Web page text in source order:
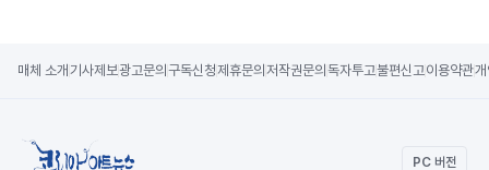
매체 소개 기사제보광고문의 구독신청제휴문의 저작권문의 독자투고불편신고이용약관
PC 버전